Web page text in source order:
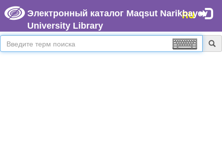
RU
Электронный каталог Maqsut Narikbayev
University Library